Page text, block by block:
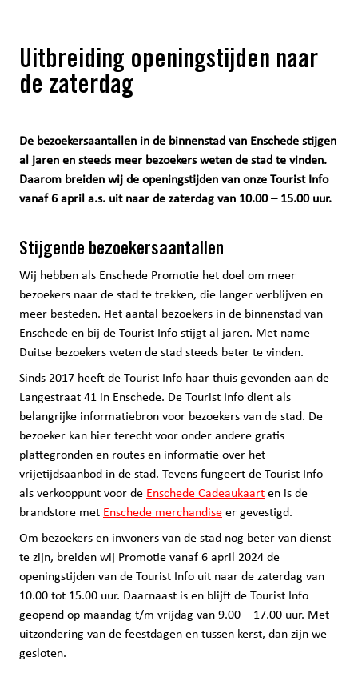
Uitbreiding openingstijden naar
de zaterdag
De bezoekersaantallen in de binnenstad van Enschede stijgen
al jaren en steeds meer bezoekers weten de stad te vinden.
Daarom breiden wij de openingstijden van onze Tourist Info
vanaf 6 april a.s. uit naar de zaterdag van 10.00 – 15.00 uur.
Stijgende bezoekersaantallen
Wij hebben als Enschede Promotie het doel om meer
bezoekers naar de stad te trekken, die langer verblijven en
meer besteden. Het aantal bezoekers in de binnenstad van
Enschede en bij de Tourist Info stijgt al jaren. Met name
Duitse bezoekers weten de stad steeds beter te vinden.
Sinds 2017 heeft de Tourist Info haar thuis gevonden aan de
Langestraat 41 in Enschede. De Tourist Info dient als
belangrijke informatiebron voor bezoekers van de stad. De
bezoeker kan hier terecht voor onder andere gratis
plattegronden en routes en informatie over het
vrijetijdsaanbod in de stad. Tevens fungeert de Tourist Info
als verkooppunt voor de Enschede Cadeaukaart en is de
brandstore met Enschede merchandise er gevestigd.
Om bezoekers en inwoners van de stad nog beter van dienst
te zijn, breiden wij Promotie vanaf 6 april 2024 de
openingstijden van de Tourist Info uit naar de zaterdag van
10.00 tot 15.00 uur. Daarnaast is en blijft de Tourist Info
geopend op maandag t/m vrijdag van 9.00 – 17.00 uur. Met
uitzondering van de feestdagen en tussen kerst, dan zijn we
gesloten.